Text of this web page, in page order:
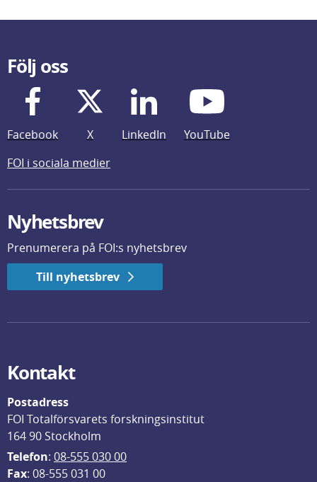
Följ oss
Facebook X LinkedIn
YouTube
FOI i sociala medier
Nyhetsbrev
Prenumerera på FOI:s nyhetsbrev
Till nyhetsbrev
Kontakt
Postadress
FOI Totalförsvarets forskningsinstitut
164 90 Stockholm
Telefon: 08-555 030 00
Fax: 08-555 031 00